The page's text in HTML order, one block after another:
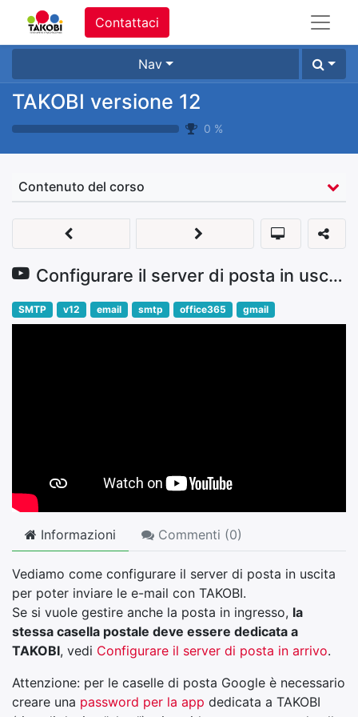
Contattaci
Nav
TAKOBI versione 12
0 %
Contenuto del corso
Configurare il server di posta in uscita
SMTP v12 email smtp office365 gmail
Informazioni Commenti (0)
Vediamo come configurare il server di posta in uscita
per poter inviare le e-mail con TAKOBI.
Se si vuole gestire anche la posta in ingresso, la
stessa casella postale deve essere dedicata a
TAKOBI, vedi Configurare il server di posta in arrivo.
Attenzione: per le caselle di posta Google è necessario
creare una password per la app dedicata a TAKOBI